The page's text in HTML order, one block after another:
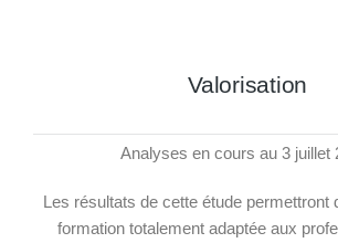
Valorisation
Analyses en cours au 3 juillet
Les résultats de cette étude permettront
formation totalement adaptée aux